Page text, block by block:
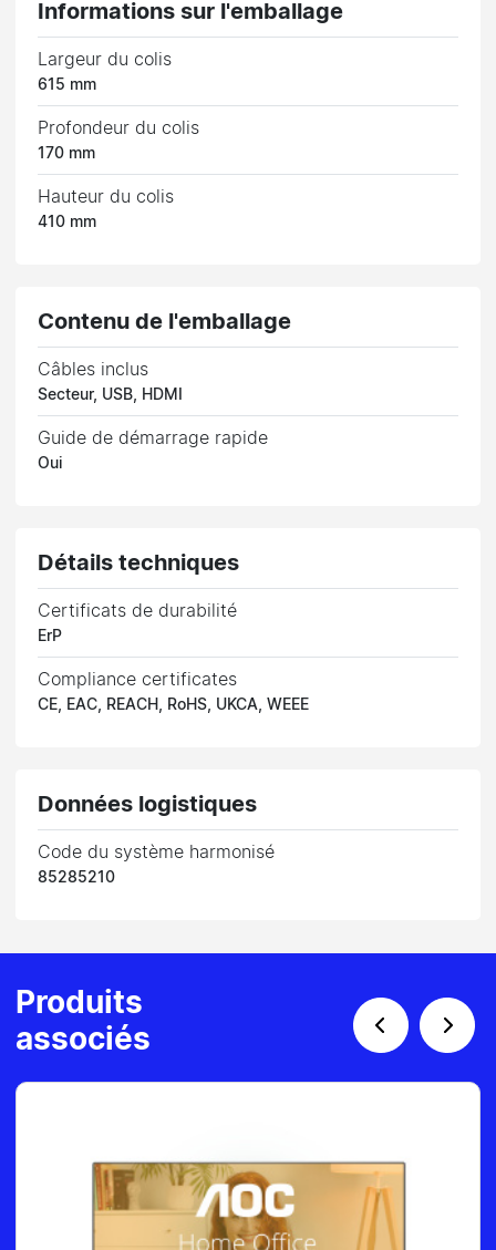
Informations sur l'emballage
Largeur du colis
615 mm
Profondeur du colis
170 mm
Hauteur du colis
410 mm
Contenu de l'emballage
Câbles inclus
Secteur, USB, HDMI
Guide de démarrage rapide
Oui
Détails techniques
Certificats de durabilité
ErP
Compliance certificates
CE, EAC, REACH, RoHS, UKCA, WEEE
Données logistiques
Code du système harmonisé
85285210
Produits
associés